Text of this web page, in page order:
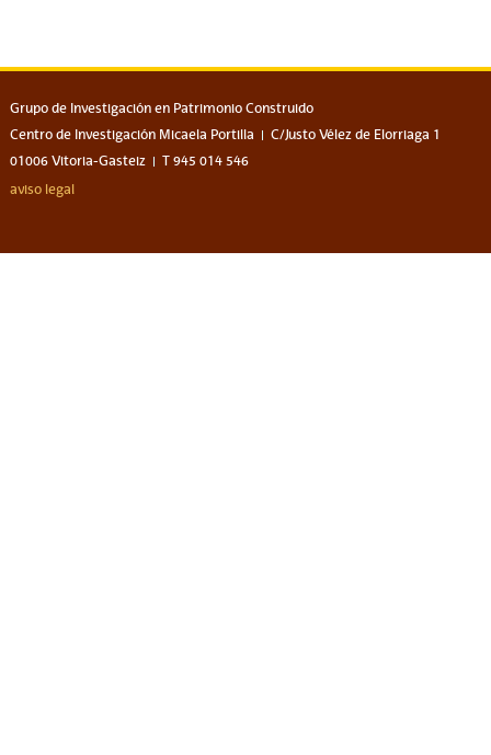
Grupo de Investigación en Patrimonio Construido
Centro de Investigación Micaela Portilla
C/Justo Vélez de Elorriaga 1
01006 Vitoria-Gasteiz
T 945 014 546
aviso legal